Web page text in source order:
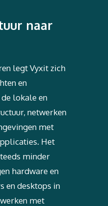
naar
legt Vyxit zich
en
lokale en
netwerken
met
Het
minder
hardware en
en desktops in
met